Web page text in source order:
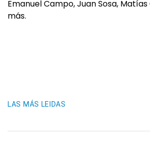
Emanuel Campo, Juan Sosa,
más.
LAS MÁS LEIDAS